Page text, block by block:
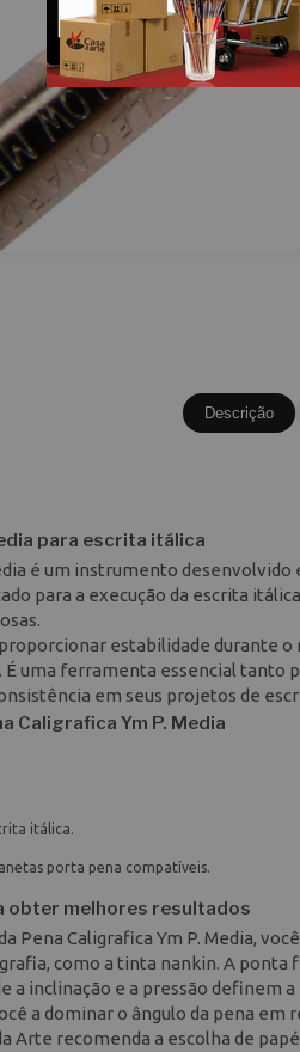
Descrição
para escrita itálica
é um instrumento
para a execução da escrita
estabilidade durante
uma ferramenta essencial tanto
em seus projetos de
Caligrafica Ym P. Media
itálica.
porta pena compatíveis.
obter melhores resultados
Pena Caligrafica Ym P. Media,
como a tinta nankin. A
a inclinação e a pressão definem a
a dominar o ângulo da pena em
Arte recomenda a escolha de